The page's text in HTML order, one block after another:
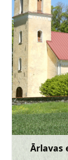
Ārlavas
+371
Doties